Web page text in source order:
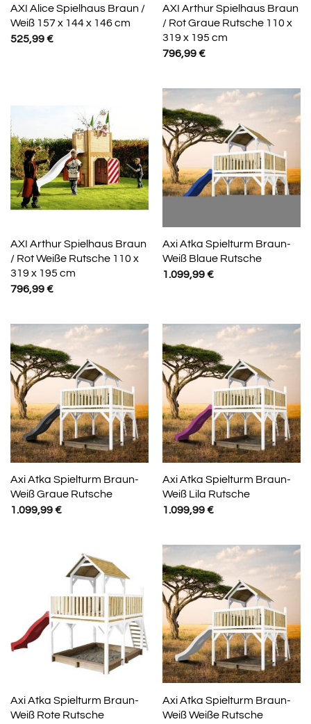
AXI Alice Spielhaus Braun /
Weiß 157 x 144 x 146 cm
525,99€
AXI Arthur Spielhaus Braun
/ Rot Graue Rutsche 110 x
319 x 195 cm
796,99€
AXI Arthur Spielhaus Braun
/ Rot Weiße Rutsche 110 x
319 x 195 cm
796,99€
Axi Atka Spielturm Braun-
Weiß Blaue Rutsche
1.099,99€
Axi Atka Spielturm Braun-
Weiß Graue Rutsche
1.099,99€
Axi Atka Spielturm Braun-
Weiß Lila Rutsche
1.099,99€
Axi Atka Spielturm Braun-
Weiß Rote Rutsche
Axi Atka Spielturm Braun-
Weiß Weiße Rutsche